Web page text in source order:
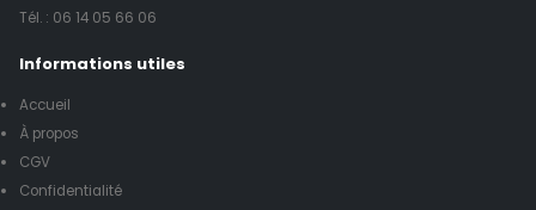
Tél. : 06 14 05 66 06
Informations utiles
Accueil
À propos
CGV
Confidentialité